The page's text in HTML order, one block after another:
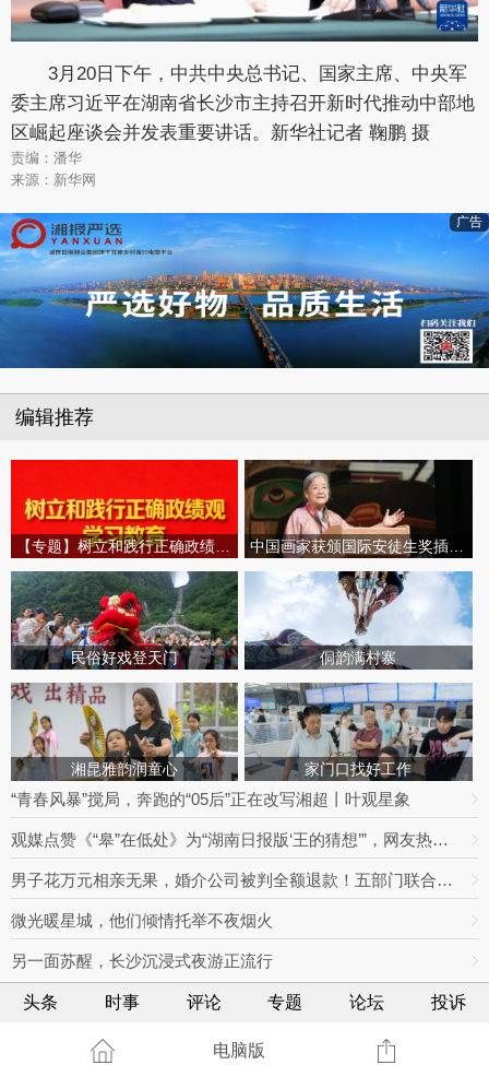
3月20日下午，中共中央总书记、国家主席、中央军
委主席习近平在湖南省长沙市主持召开新时代推动中部地
区崛起座谈会并发表重要讲话。新华社记者 鞠鹏 摄
责编：潘华
来源：新华网
广告
编辑推荐
民俗好戏登天门 侗韵满村寨
湘昆雅韵润童心 家门口找好工作
“青春风暴”搅局，奔跑的“05后”正在改写湘超丨叶观星象
观媒点赞《“皋”在低处》为“湖南日报版‘王的猜想’”，网友热议：党报头版可以这么起标题
男子花万元相亲无果，婚介公司被判全额退款！五部门联合整治婚介七大乱象
微光暖星城，他们倾情托举不夜烟火
另一面苏醒，长沙沉浸式夜游正流行
头条 时事 评论 专题 论坛 投诉
电脑版